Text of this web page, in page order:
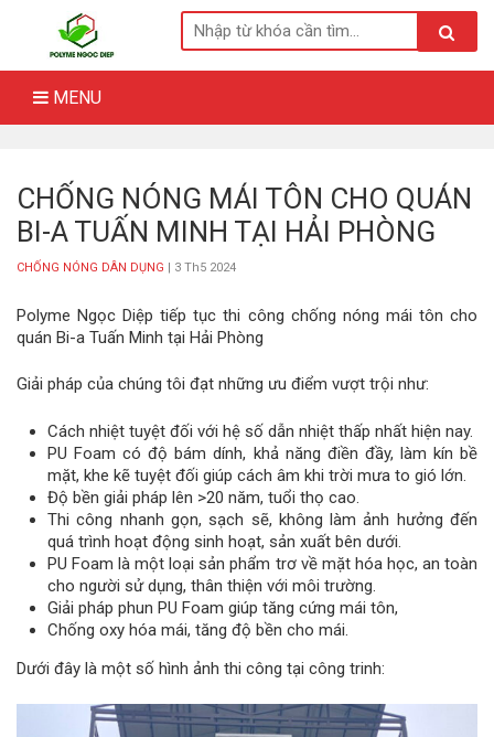
content
MENU
CHỐNG NÓNG MÁI TÔN CHO QUÁN
BI-A TUẤN MINH TẠI HẢI PHÒNG
CHỐNG NÓNG DÂN DỤNG | 3 Th5 2024
Polyme Ngọc Diệp tiếp tục thi công chống nóng mái tôn cho
quán Bi-a Tuấn Minh tại Hải Phòng
Giải pháp của chúng tôi đạt những ưu điểm vượt trội như:
Cách nhiệt tuyệt đối với hệ số dẫn nhiệt thấp nhất hiện nay.
PU Foam có độ bám dính, khả năng điền đầy, làm kín bề
mặt, khe kẽ tuyệt đối giúp cách âm khi trời mưa to gió lớn.
Độ bền giải pháp lên >20 năm, tuổi thọ cao.
Thi công nhanh gọn, sạch sẽ, không làm ảnh hưởng đến
quá trình hoạt động sinh hoạt, sản xuất bên dưới.
PU Foam là một loại sản phẩm trơ về mặt hóa học, an toàn
cho người sử dụng, thân thiện với môi trường.
Giải pháp phun PU Foam giúp tăng cứng mái tôn,
Chống oxy hóa mái, tăng độ bền cho mái.
Dưới đây là một số hình ảnh thi công tại công trinh: